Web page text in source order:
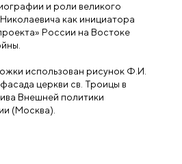
и роли великого
как инициатора
России на Востоке
использован рисунок Ф.И.
церкви св. Троицы в
Внешней политики
(Москва).